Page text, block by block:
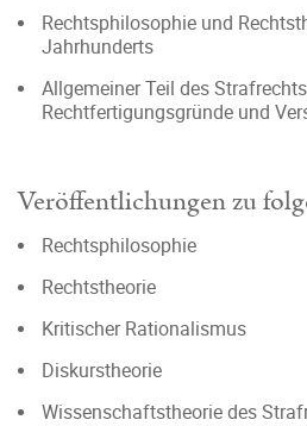
Rechtsphilosophie und
Jahrhunderts
Allgemeiner Teil des
Rechtfertigungsgründe und
Veröffentlichungen zu
Rechtsphilosophie
Rechtstheorie
Kritischer Rationalismus
Diskurstheorie
Wissenschaftstheorie des